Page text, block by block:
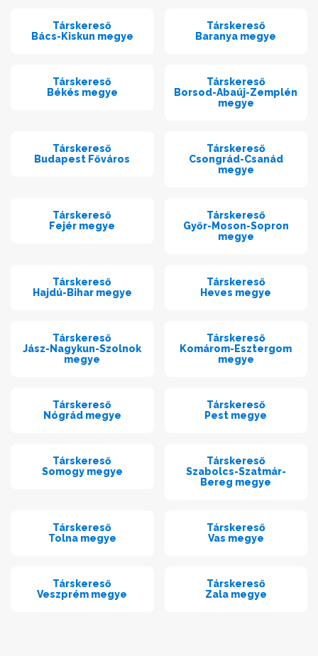
Társkereső
Bács-Kiskun megye
Társkereső
Baranya megye
Társkereső
Békés megye
Társkereső
Borsod-Abaúj-Zemplén
megye
Társkereső
Budapest Főváros
Társkereső
Csongrád-Csanád
megye
Társkereső
Fejér megye
Társkereső
Győr-Moson-Sopron
megye
Társkereső
Hajdú-Bihar megye
Társkereső
Heves megye
Társkereső
Jász-Nagykun-Szolnok
megye
Társkereső
Komárom-Esztergom
megye
Társkereső
Nógrád megye
Társkereső
Pest megye
Társkereső
Somogy megye
Társkereső
Szabolcs-Szatmár-
Bereg megye
Társkereső
Tolna megye
Társkereső
Vas megye
Társkereső
Veszprém megye
Társkereső
Zala megye